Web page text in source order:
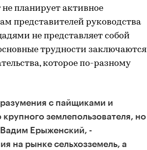
планирует активное
представителей руководства
не представляет собой
трудности заключаются
которое по-разному
с пайщиками и
землепользователя, но
Ерыженский, -
на рынке сельхозземель, а